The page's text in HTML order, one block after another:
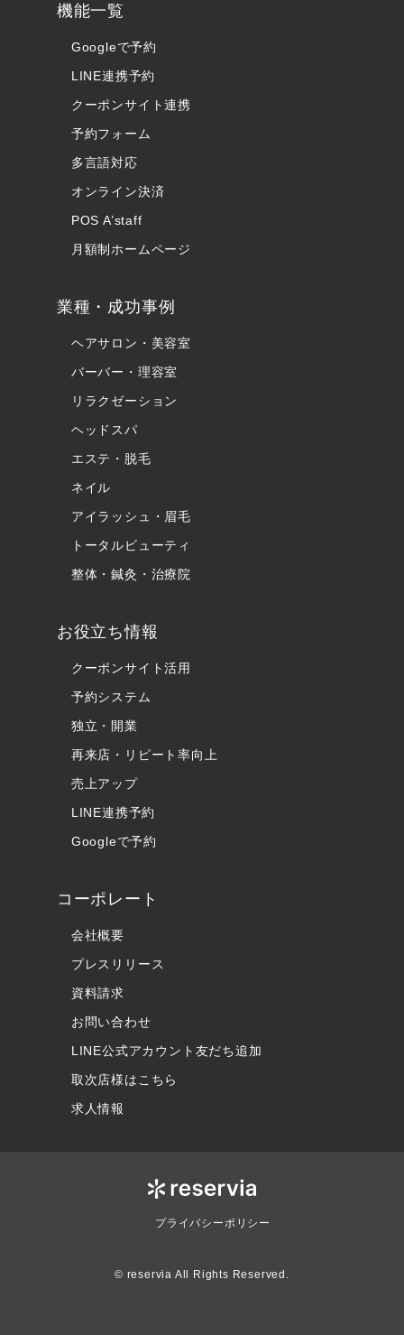
機能一覧
Googleで予約
LINE連携予約
クーポンサイト連携
予約フォーム
多言語対応
オンライン決済
POS A’staff
月額制ホームページ
業種・成功事例
ヘアサロン・美容室
バーバー・理容室
リラクゼーション
ヘッドスパ
エステ・脱毛
ネイル
アイラッシュ・眉毛
トータルビューティ
整体・鍼灸・治療院
お役立ち情報
クーポンサイト活用
予約システム
独立・開業
再来店・リピート率向上
売上アップ
LINE連携予約
Googleで予約
コーポレート
会社概要
プレスリリース
資料請求
お問い合わせ
LINE公式アカウント友だち追加
取次店様はこちら
求人情報
プライバシーポリシー
© reservia All Rights Reserved.